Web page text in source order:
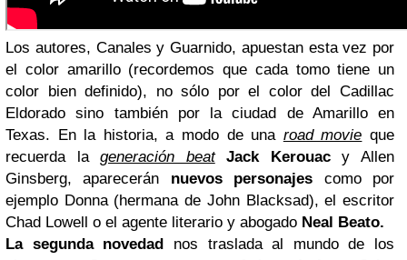
Los autores, Canales y Guarnido, apuestan esta vez por
el color amarillo (recordemos que cada tomo tiene un
color bien definido), no sólo por el color del Cadillac
Eldorado sino también por la ciudad de Amarillo en
Texas. En la historia, a modo de una road movie que
recuerda lageneración beat Jack Kerouacy Allen
Ginsberg,aparecerán nuevos personajes como por
ejemplo Donna (hermana de John Blacksad), el escritor
Chad Lowell o el agente literario y abogado Neal Beato.
La segunda novedad nos traslada al mundo de los